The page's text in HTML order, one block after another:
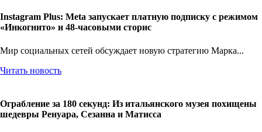
Instagram Plus: Meta запускает платную подписку с режимом
«Инкогнито» и 48-часовыми сторис
Мир социальных сетей обсуждает новую стратегию Марка...
Читать новость
Ограбление за 180 секунд: Из итальянского музея похищены
шедевры Ренуара, Сезанна и Матисса